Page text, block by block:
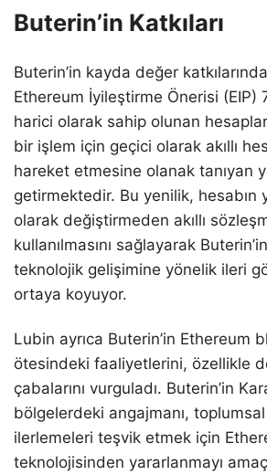
Buterin’in Katkıları
Buterin’in kayda değer
Ethereum İyileştirme Önerisi (EIP)
harici olarak sahip olunan
bir işlem için geçici olarak akıllı
hareket etmesine olanak tanıyan
getirmektedir. Bu yenilik, hesabın
olarak değiştirmeden akıllı
kullanılmasını sağlayarak
teknolojik gelişimine yönelik ileri
ortaya koyuyor.
Lubin ayrıca Buterin’in Ethereum
ötesindeki faaliyetlerini, özellikle
çabalarını vurguladı. Buterin’in
bölgelerdeki angajmanı,
ilerlemeleri teşvik etmek için
teknolojisinden yararlanmayı